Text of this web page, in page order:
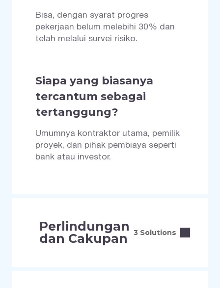
Bisa, dengan syarat progres
pekerjaan belum melebihi 30% dan
telah melalui survei risiko.
Siapa yang biasanya
tercantum sebagai
tertanggung?
Umumnya kontraktor utama, pemilik
proyek, dan pihak pembiaya seperti
bank atau investor.
Perlindungan
dan Cakupan
3 Solutions